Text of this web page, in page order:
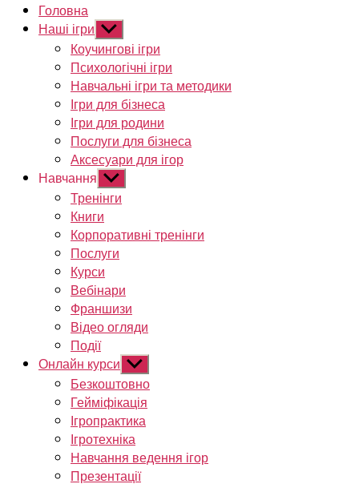
Головна
Наші ігри Показати
підменю
Коучингові ігри
Психологічні ігри
Навчальні ігри та методики
Ігри для бізнеса
Ігри для родини
Послуги для бізнеса
Аксесуари для ігор
Навчання Показати
підменю
Тренінги
Книги
Корпоративні тренінги
Послуги
Курси
Вебінари
Франшизи
Відео огляди
Події
Онлайн курси Показати
підменю
Безкоштовно
Гейміфікація
Ігропрактика
Ігротехніка
Навчання ведення ігор
Презентації